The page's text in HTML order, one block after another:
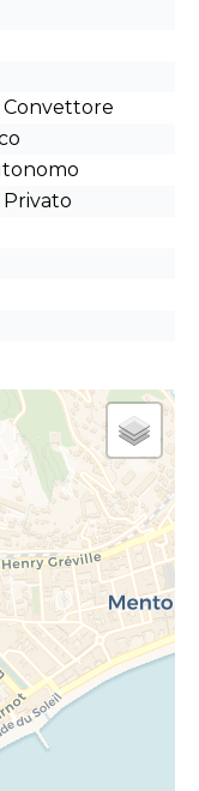
Convettore
Privato